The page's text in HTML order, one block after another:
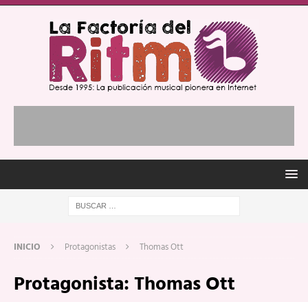
INICIO Protagonistas Thomas Ott
Protagonista:Thomas Ott